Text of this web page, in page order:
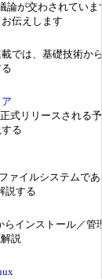
論が交わされていま
伝えします
では、基礎技術か
式リリースされる
る
ァイルシステムで
説する
インストール／管
説